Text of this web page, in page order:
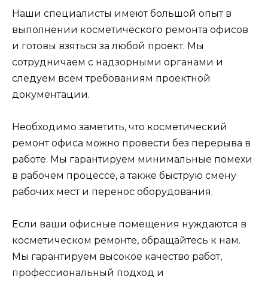
Наши специалисты имеют большой опыт в
выполнении косметического ремонта офисов
и готовы взяться за любой проект. Мы
сотрудничаем с надзорными органами и
следуем всем требованиям проектной
документации.
Необходимо заметить, что косметический
ремонт офиса можно провести без перерыва в
работе. Мы гарантируем минимальные помехи
в рабочем процессе, а также быструю смену
рабочих мест и перенос оборудования.
Если ваши офисные помещения нуждаются в
косметическом ремонте, обращайтесь к нам.
Мы гарантируем высокое качество работ,
профессиональный подход и